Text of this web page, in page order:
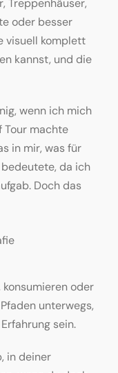
Treppenhäuser,
oder besser
visuell komplett
kannst, und die
wenn ich mich
Tour machte
in mir, was für
da ich
Doch das
oder
unterwegs,
sein.
in deiner